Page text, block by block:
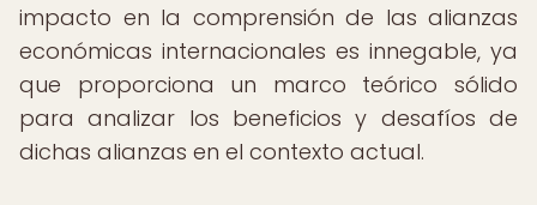
impacto en la comprensión de las alianzas
económicas internacionales es innegable, ya
que proporciona un marco teórico sólido
para analizar los beneficios y desafíos de
dichas alianzas en el contexto actual.